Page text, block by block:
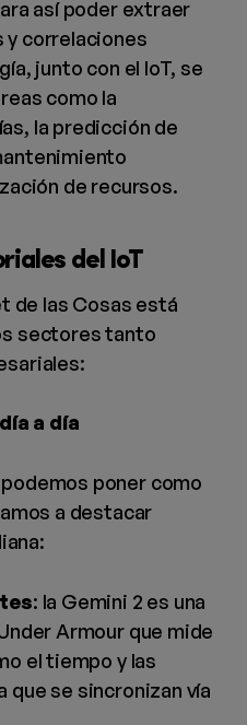
así poder extraer
correlaciones
junto con el IoT, se
como la
la predicción de
de recursos.
del IoT
de las Cosas está
sectores tanto
a día
poner como
a destacar
: la Gemini 2 es una
Armour que mide
el tiempo y las
que se sincronizan vía